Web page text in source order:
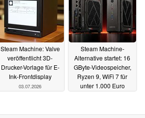
Steam Machine: Valve
veröffentlicht 3D-
Drucker-Vorlage für E-
Ink-Frontdisplay
03.07.2026
Steam Machine-
Alternative startet: 16
GByte-Videospeicher,
Ryzen 9, WiFi 7 für
unter 1.000 Euro